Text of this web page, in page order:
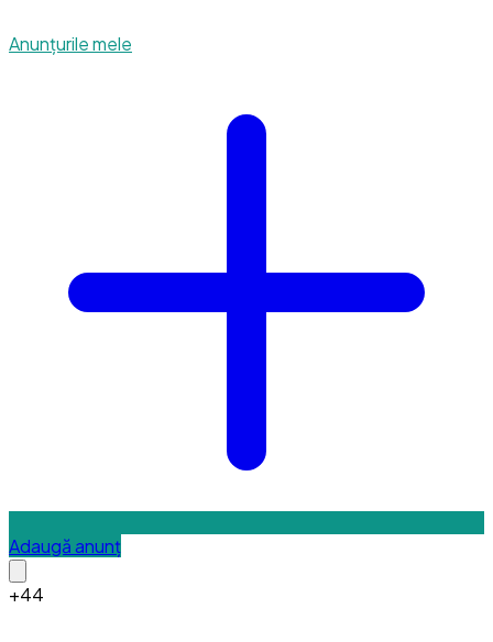
Anunțurile mele
Adaugă anunț
+44